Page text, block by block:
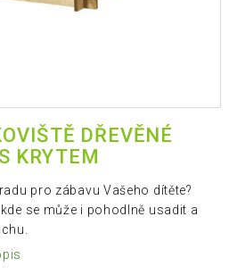
DŘEVĚNÉ
KRYTEM
pro zábavu Vašeho dítěte?
se může i pohodlně usadit a